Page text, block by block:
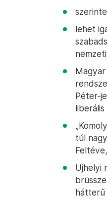
lehet
Péter-
túl
Ujhelyi
hátterű